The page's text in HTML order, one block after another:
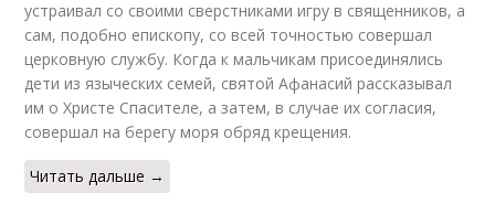
устраивал со своими сверстниками игру в священников, а
сам, подобно епископу, со всей точностью совершал
церковную службу. Когда к мальчикам присоединялись
дети из языческих семей, святой Афанасий рассказывал
им о Христе Спасителе, а затем, в случае их согласия,
совершал на берегу моря обряд крещения.
Читать дальше →